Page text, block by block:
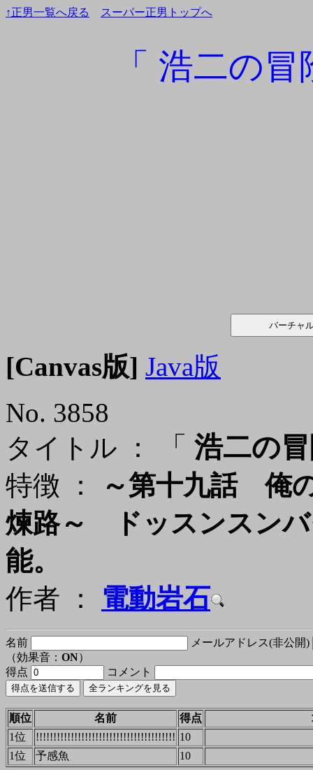
↑正男一覧へ戻る スーパー正男トップへ
「 浩二の
[Canvas版] Java版
No. 3858
タイトル ：
「 浩二の
特徴 ：
～第十九話 俺
煉路～ ドッスンスンバ
能。
作者 ： 電動岩石
名前
メールアドレス(非公開)
（効果音： ON）
得点
コメント
順位 名前 得点
1位
!!!!!!!!!!!!!!!!!!!!!!!!!!!!!!!!!!!!!!!! 10
1位
予感魚 10